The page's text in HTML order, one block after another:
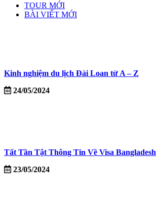
TOUR MỚI
BÀI VIẾT MỚI
Kinh nghiệm du lịch Đài Loan từ A – Z
24/05/2024
Tất Tần Tật Thông Tin Về Visa Bangladesh
23/05/2024